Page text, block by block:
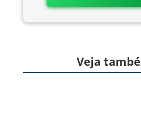
Veja